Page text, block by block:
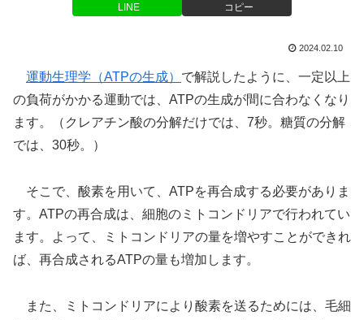
LINE コピー
2024.02.10
運動生理学（ATPの生成） で解説したように、一定以上
の負荷がかかる運動では、ATPの生成が間に合わなくなり
ます。（クレアチン酸の分解だけでは、7秒。糖質の分解
では、30秒。）
そこで、酸素を用いて、ATPを再合成する必要がありま
す。ATPの再合成は、細胞のミトコンドリアで行われてい
ます。よって、ミトコンドリアの量を増やすことができれ
ば、再合成されるATPの量も増加します。
また、ミトコンドリアにより酸素を送るためには、毛細